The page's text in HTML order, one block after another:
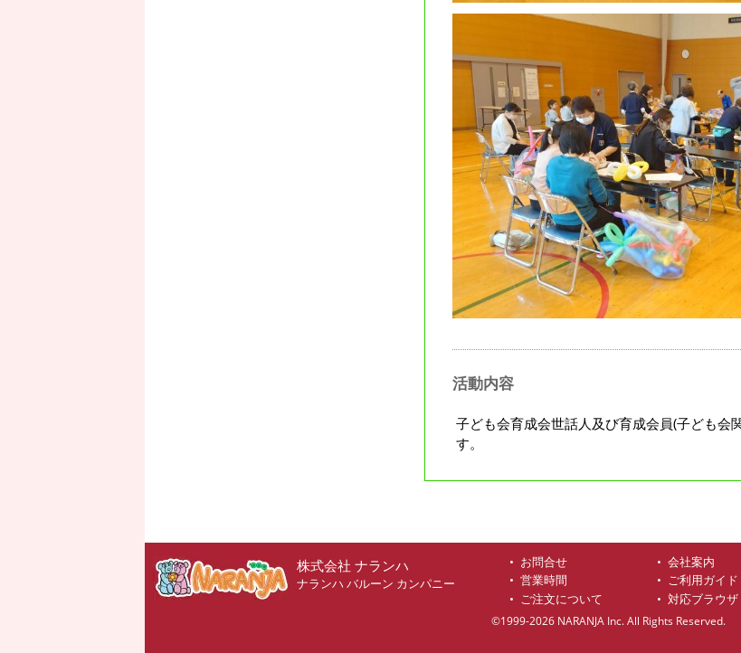
活動内容
子ども会育成会世話人及び育成会員(子ども会
す。
株式会社 ナランハ
ナランハ バルーン カンパニー
お問合せ 会社案内
営業時間
ご利用ガイド
ご注文について
対応ブラウザ
©1999-2026 NARANJA Inc. All Rights Reserved.